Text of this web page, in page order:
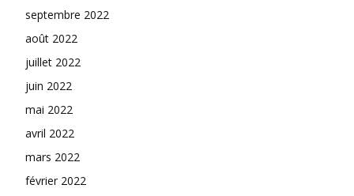
septembre 2022
août 2022
juillet 2022
juin 2022
mai 2022
avril 2022
mars 2022
février 2022